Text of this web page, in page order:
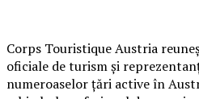
Corps Touristique Austria
oficiale de turism și
numeroaselor țări active în